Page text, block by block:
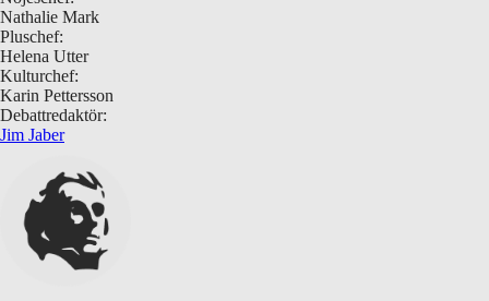
Nathalie Mark
Pluschef:
Helena Utter
Kulturchef:
Karin Pettersson
Debattredaktör:
Jim Jaber